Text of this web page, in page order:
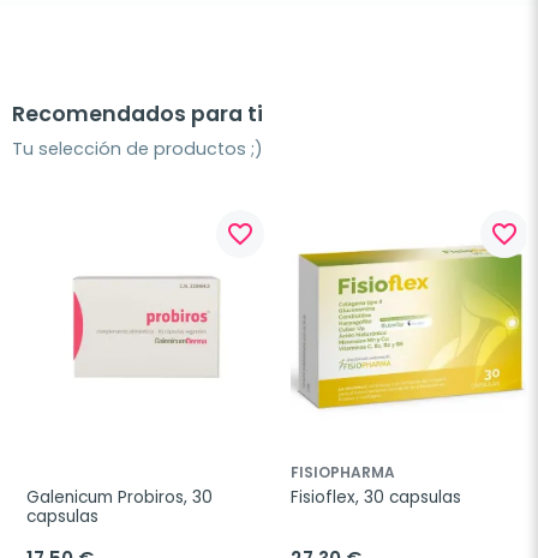
Recomendados para ti
Tu selección de productos ;)
favorite_border
Galenicum Probiros, 30
capsulas
favorite_border
FISIOPHARMA
Fisioflex, 30 capsulas